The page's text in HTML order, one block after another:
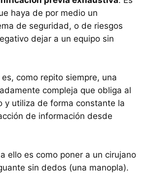
haya de por medio un
de seguridad, o de riesgos
dejar a un equipo sin
como repito siempre, una
compleja que obliga al
y utiliza de forma constante la
de información desde
ello es como poner a un cirujano
sin dedos (una manopla).